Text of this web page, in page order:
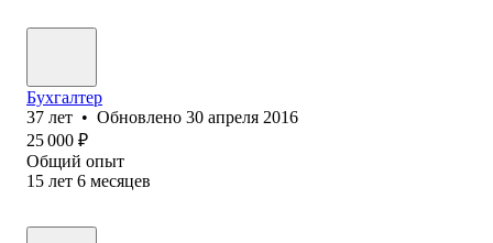
Бухгалтер
37 лет • Обновлено 30 апреля 2016
25 000 ₽
Общий опыт
15 лет 6 месяцев